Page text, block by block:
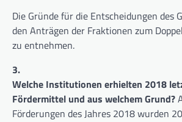
Die Gründe für die Entscheidungen des
den Anträgen der Fraktionen zum
zu entnehmen.
3.
Welche Institutionen erhielten 2018
Fördermittel und aus welchem Grund?
Förderungen des Jahres 2018 wurden